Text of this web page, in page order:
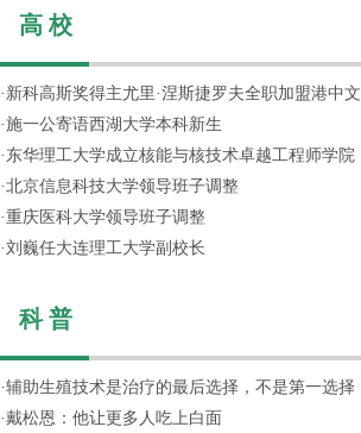
高 校
· 新科高斯奖得主尤里·涅斯捷罗夫全职加盟港中文
·施一公寄语西湖大学本科新生
· 东华理工大学成立核能与核技术卓越工程师学院
·北京信息科技大学领导班子调整
·重庆医科大学领导班子调整
·刘巍任大连理工大学副校长
科 普
·辅助生殖技术是治疗的最后选择，不是第一选择
·戴松恩：他让更多人吃上白面